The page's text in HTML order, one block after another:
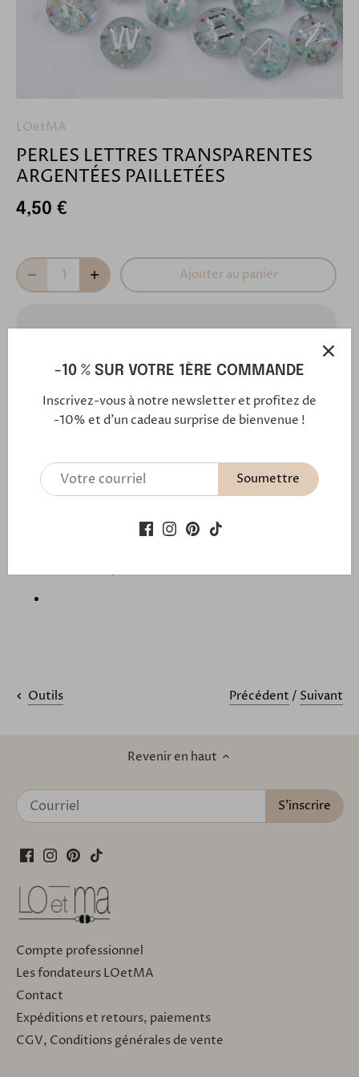
LOetMA
PERLES LETTRES TRANSPARENTES
ARGENTÉES PAILLETÉES
4,50 €
Ajouter au panier
Dimension des perles : 7x4 mm
Dimension du trou : 1.8 mm
Outils Précédent / Suivant
Revenir en haut
Compte professionnel
Les fondateurs LOetMA
Contact
Expéditions et retours, paiements
CGV, Conditions générales de vente
-10 % SUR VOTRE 1ÈRE COMMANDE
Inscrivez-vous à notre newsletter et profitez de
-10% et d'un cadeau surprise de bienvenue !
Soumettre